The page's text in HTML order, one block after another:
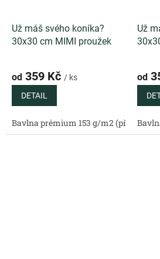
Už máš svého koníka?
30x30 cm MIMI proužek
od 359 Kč / ks
DETAIL
Bavlna prémium 153 g/m2 (přírodní)
Už
od